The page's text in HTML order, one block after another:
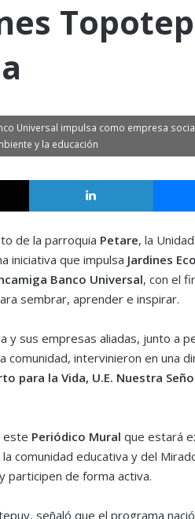
Universal impulsa como empresa
y la educación
X LinkedIn
de la parroquia Petare, la
iniciativa que impulsa Jardines
Banco Universal, con el
sembrar, aprender e inspirar.
y sus empresas aliadas, junto a
intervinieron en una
para la Vida, U.E. Nuestra
este Periódico Mural que estará
comunidad educativa y del
participen de forma activa.
señaló que el programa